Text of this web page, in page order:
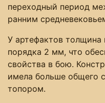
переходный период
ранним
У артефактов толщина
порядка 2 мм, что
свойства в бою.
имела больше общего
топором.